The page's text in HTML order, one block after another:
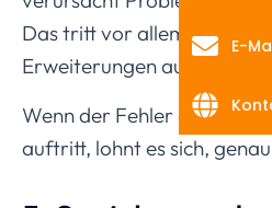
Das tritt vor allem bei
Erweiterungen auf.
Wenn der Fehler direkt
auftritt, lohnt es sich,
E-